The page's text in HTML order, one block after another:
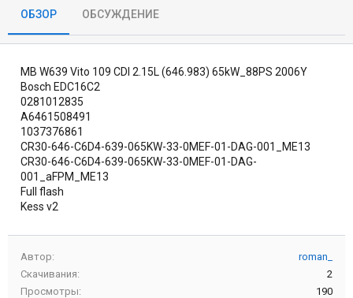
д
н
и
я
ОБЗОР ОБСУЖДЕНИЕ
MB W639 Vito 109 CDI 2.15L (646.983) 65kW_88PS 2006Y
Bosch EDC16C2
0281012835
A6461508491
1037376861
CR30-646-C6D4-639-065KW-33-0MEF-01-DAG-001_ME13
CR30-646-C6D4-639-065KW-33-0MEF-01-DAG-
001_aFPM_ME13
Full flash
Kess v2
Автор
roman_
Скачивания
2
Просмотры
190